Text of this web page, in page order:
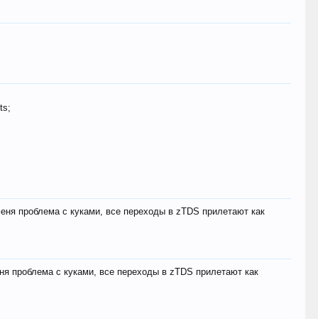
проблема с куками, все переходы в zTDS прилетают как
проблема с куками, все переходы в zTDS прилетают как